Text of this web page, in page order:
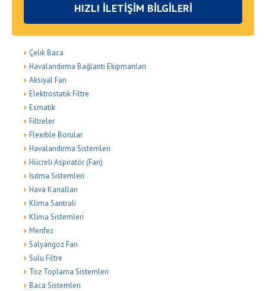
HIZLI İLETİŞİM BİLGİLERİ
Çelik Baca
Havalandırma Bağlantı Ekipmanları
Aksiyal Fan
Elektrostatik Filtre
Esmatik
Filtreler
Flexible Borular
Havalandırma Sistemleri
Hücreli Aspiratör (Fan)
Isıtma Sistemleri
Hava Kanalları
Klima Santrali
Klima Sistemleri
Menfez
Salyangoz Fan
Sulu Filtre
Toz Toplama Sistemleri
Baca Sistemleri